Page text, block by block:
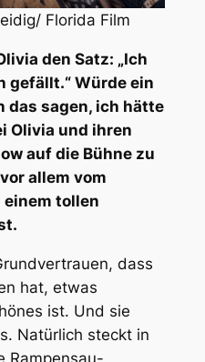
Florida Film
den Satz: „Ich
gefällt.“ Würde ein
das sagen, ich hätte
Olivia und ihren
auf die Bühne zu
allem vom
tollen
dass
hat, etwas
ist. Und sie
Natürlich steckt in